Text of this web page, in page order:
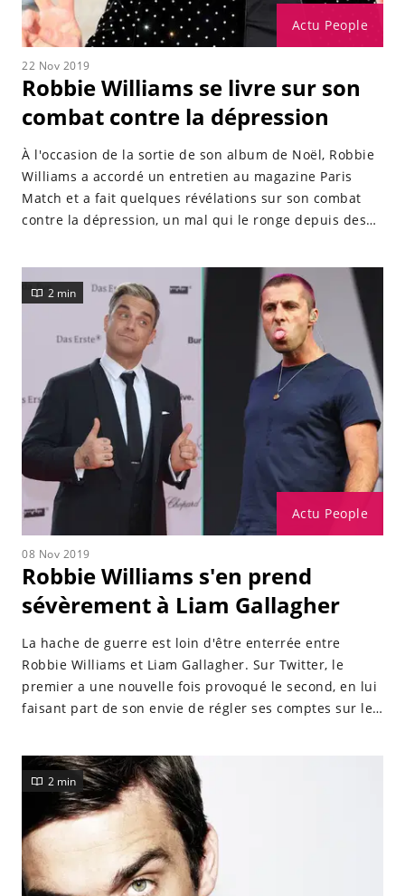
Actu People
22 Nov 2019
Robbie Williams se livre sur son
combat contre la dépression
À l'occasion de la sortie de son album de Noël, Robbie
Williams a accordé un entretien au magazine Paris
Match et a fait quelques révélations sur son combat
contre la dépression, un mal qui le ronge depuis des
Actu People
2 min
08 Nov 2019
Robbie Williams s'en prend
sévèrement à Liam Gallagher
La hache de guerre est loin d'être enterrée entre
Robbie Williams et Liam Gallagher. Sur Twitter, le
premier a une nouvelle fois provoqué le second, en lui
faisant part de son envie de régler ses comptes sur le
2 min